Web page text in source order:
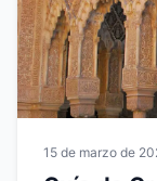
15 de marzo de